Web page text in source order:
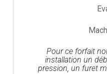
Pour ce forfait
installation un
pression, un furet